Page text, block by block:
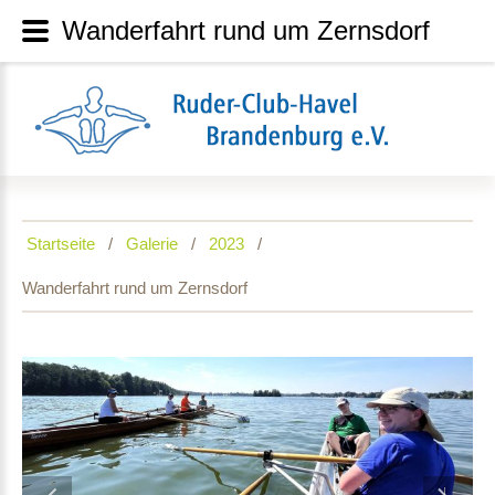
Startseite Galerie 2023
Wanderfahrt rund um Zernsdorf
Wanderfahrt rund um Zernsdorf